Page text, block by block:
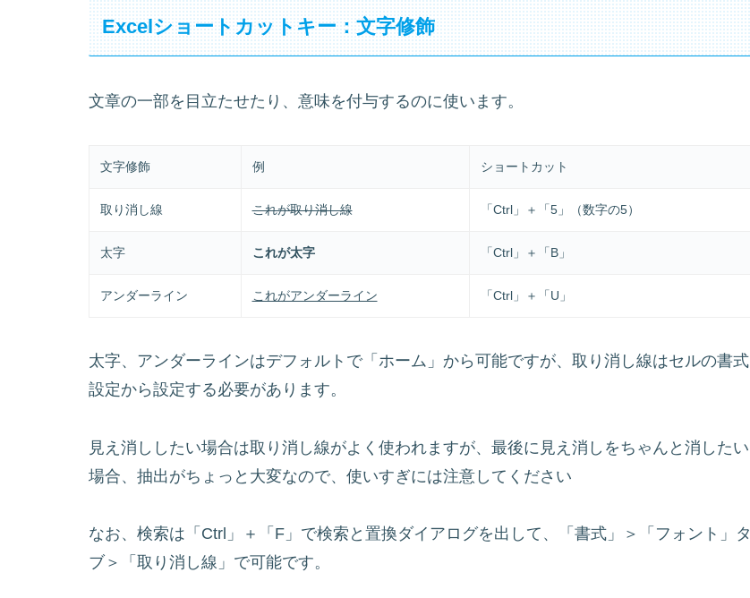
Excelショートカットキー：文字修飾
文章の一部を目立たせたり、意味を付与するのに使います。
文字修飾 例 ショートカット
取り消し線 これが取り消し線 「Ctrl」＋「5」（数字の5）
太字 これが太字 「Ctrl」＋「B」
アンダーライン これがアンダーライン 「Ctrl」＋「U」
太字、アンダーラインはデフォルトで「ホーム」から可能ですが、取り消し線はセルの書式
設定から設定する必要があります。
見え消ししたい場合は取り消し線がよく使われますが、最後に見え消しをちゃんと消したい
場合、抽出がちょっと大変なので、使いすぎには注意してください
なお、検索は「Ctrl」＋「F」で検索と置換ダイアログを出して、「書式」＞「フォント」タ
ブ＞「取り消し線」で可能です。